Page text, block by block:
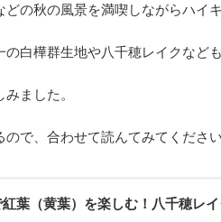
の秋の風景を満喫しながらハイ
白樺群生地や八千穂レイクなども
ました。
で、合わせて読んてみてください
葉（黄葉）を楽しむ！八千穂レ